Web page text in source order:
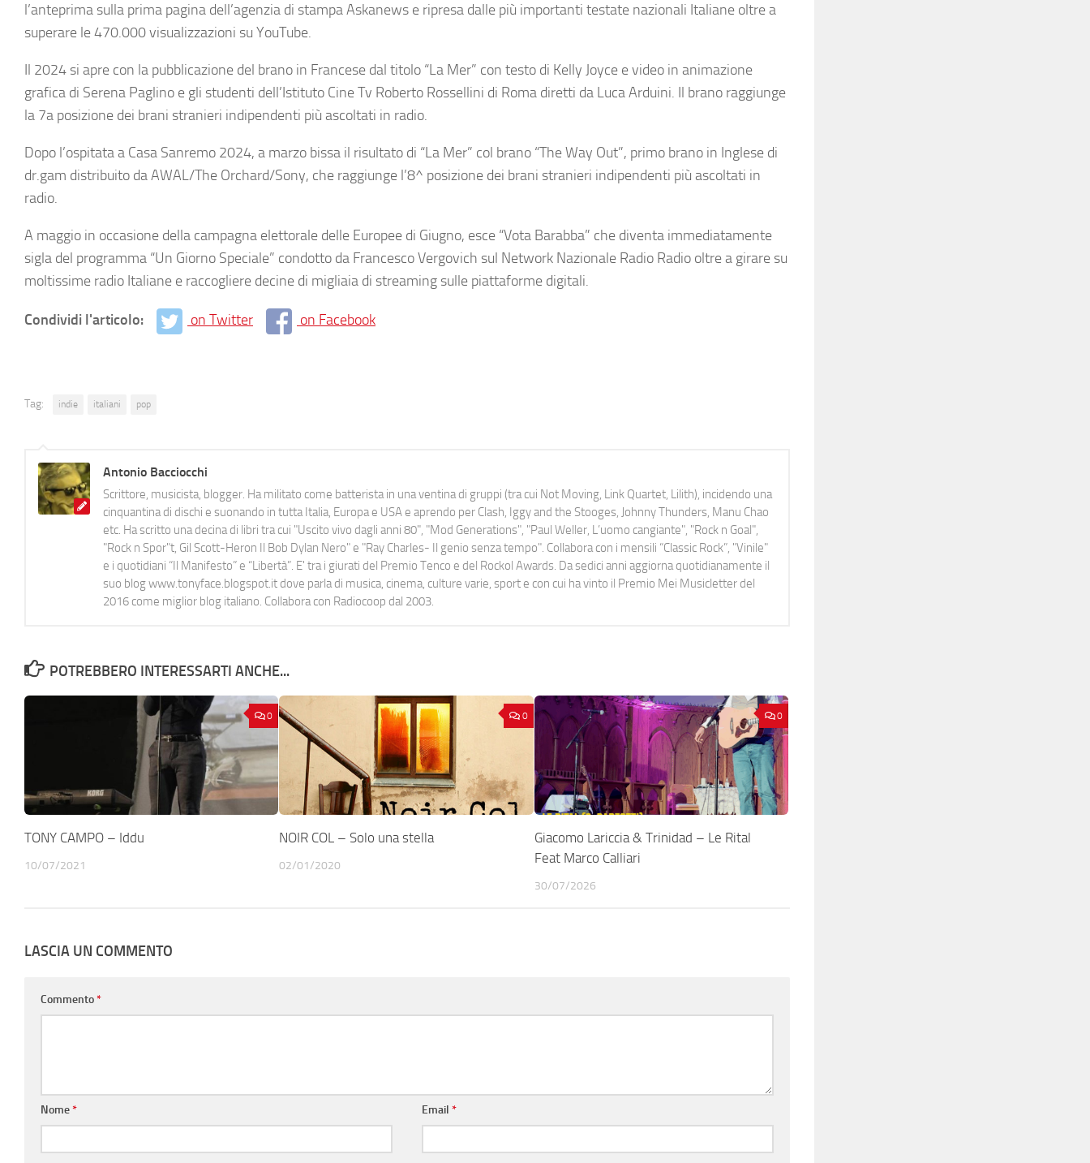
l’anteprima sulla prima pagina dell’agenzia di stampa Askanews e ripresa dalle più importanti testate nazionali Italiane oltre a
superare le 470.000 visualizzazioni su YouTube.
Il 2024 si apre con la pubblicazione del brano in Francese dal titolo “La Mer” con testo di Kelly Joyce e video in animazione
grafica di Serena Paglino e gli studenti dell’Istituto Cine Tv Roberto Rossellini di Roma diretti da Luca Arduini. Il brano raggiunge
la 7a posizione dei brani stranieri indipendenti più ascoltati in radio.
Dopo l’ospitata a Casa Sanremo 2024, a marzo bissa il risultato di “La Mer” col brano “The Way Out”, primo brano in Inglese di
dr.gam distribuito da AWAL/The Orchard/Sony, che raggiunge l’8^ posizione dei brani stranieri indipendenti più ascoltati in
radio.
A maggio in occasione della campagna elettorale delle Europee di Giugno, esce “Vota Barabba” che diventa immediatamente
sigla del programma “Un Giorno Speciale” condotto da Francesco Vergovich sul Network Nazionale Radio Radio oltre a girare su
moltissime radio Italiane e raccogliere decine di migliaia di streaming sulle piattaforme digitali.
Condividi l'articolo: on Twitter on Facebook
Tag: indie italiani pop
Antonio Bacciocchi
Scrittore, musicista, blogger. Ha militato come batterista in una ventina di gruppi (tra cui Not Moving, Link Quartet, Lilith), incidendo una
cinquantina di dischi e suonando in tutta Italia, Europa e USA e aprendo per Clash, Iggy and the Stooges, Johnny Thunders, Manu Chao
etc. Ha scritto una decina di libri tra cui "Uscito vivo dagli anni 80", "Mod Generations", "Paul Weller, L’uomo cangiante", "Rock n Goal",
"Rock n Spor"t, Gil Scott-Heron Il Bob Dylan Nero" e "Ray Charles- Il genio senza tempo". Collabora con i mensili “Classic Rock”, "Vinile"
e i quotidiani “Il Manifesto” e “Libertà”. E' tra i giurati del Premio Tenco e del Rockol Awards. Da sedici anni aggiorna quotidianamente il
suo blog www.tonyface.blogspot.it dove parla di musica, cinema, culture varie, sport e con cui ha vinto il Premio Mei Musicletter del
2016 come miglior blog italiano. Collabora con Radiocoop dal 2003.
POTREBBERO INTERESSARTI ANCHE...
0
TONY CAMPO – Iddu
10/07/2021
0
NOIR COL – Solo una stella
02/01/2020
0
Giacomo Lariccia & Trinidad – Le Rital
Feat Marco Calliari
30/07/2026
LASCIA UN COMMENTO
Commento*
Nome* Email*